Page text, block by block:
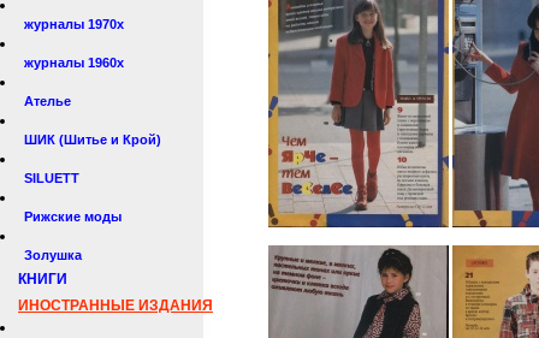
журналы 1970х
журналы 1960х
Ателье
ШИК (Шитье и Крой)
SILUETT
Рижские моды
Золушка
КНИГИ
ИНОСТРАННЫЕ ИЗДАНИЯ